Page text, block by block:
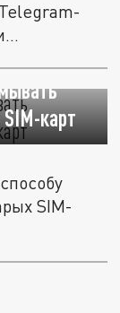
карт
SIM-